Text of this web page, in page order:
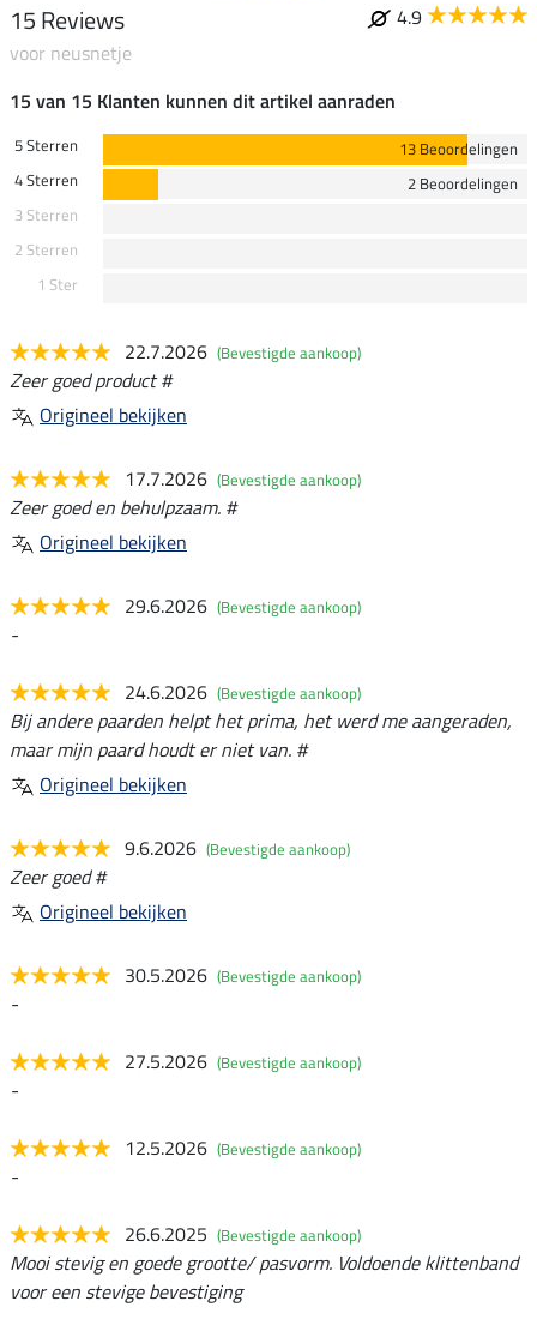
15 Reviews
4.9
voor neusnetje
15 van 15 Klanten kunnen dit artikel aanraden
5 Sterren
13 Beoordelingen
4 Sterren
2 Beoordelingen
3 Sterren
2 Sterren
1 Ster
22.7.2026 (Bevestigde aankoop)
Zeer goed product #
Origineel bekijken
17.7.2026 (Bevestigde aankoop)
Zeer goed en behulpzaam. #
Origineel bekijken
29.6.2026 (Bevestigde aankoop)
-
24.6.2026 (Bevestigde aankoop)
Bij andere paarden helpt het prima, het werd me aangeraden,
maar mijn paard houdt er niet van. #
Origineel bekijken
9.6.2026 (Bevestigde aankoop)
Zeer goed #
Origineel bekijken
30.5.2026 (Bevestigde aankoop)
-
27.5.2026 (Bevestigde aankoop)
-
12.5.2026 (Bevestigde aankoop)
-
26.6.2025 (Bevestigde aankoop)
Mooi stevig en goede grootte/ pasvorm. Voldoende klittenband
voor een stevige bevestiging